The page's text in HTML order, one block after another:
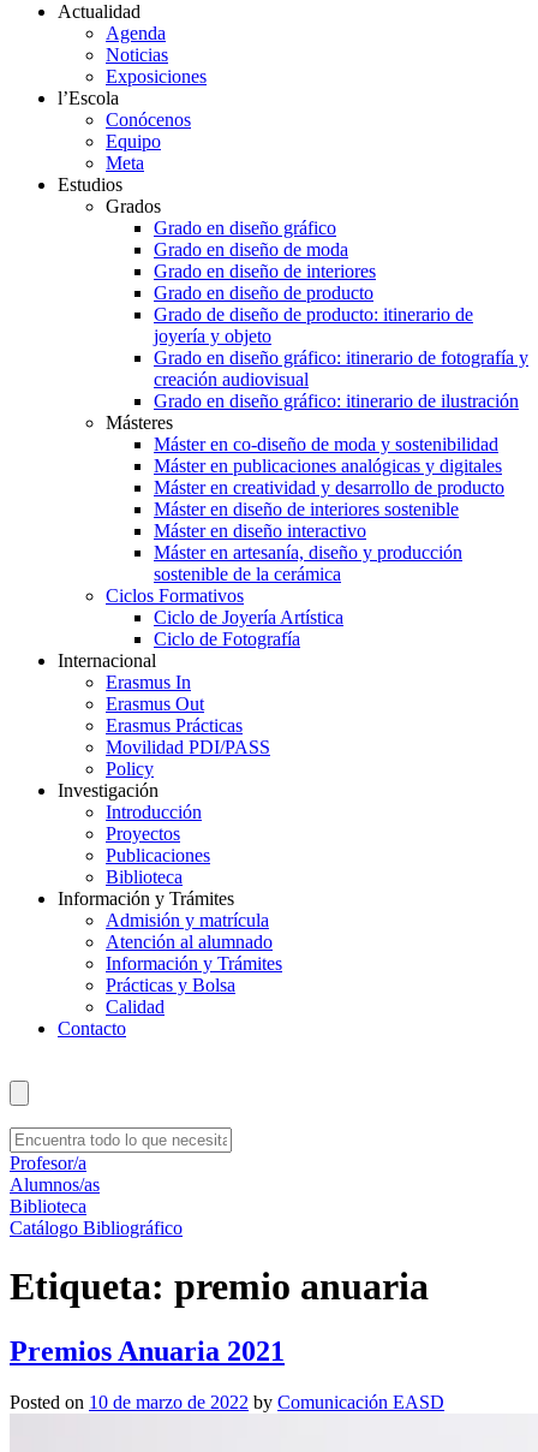
Actualidad
Agenda
Noticias
Exposiciones
l’Escola
Conócenos
Equipo
Meta
Estudios
Grados
Grado en diseño gráfico
Grado en diseño de moda
Grado en diseño de interiores
Grado en diseño de producto
Grado de diseño de producto: itinerario de
joyería y objeto
Grado en diseño gráfico: itinerario de fotografía y
creación audiovisual
Grado en diseño gráfico: itinerario de ilustración
Másteres
Máster en co-diseño de moda y sostenibilidad
Máster en publicaciones analógicas y digitales
Máster en creatividad y desarrollo de producto
Máster en diseño de interiores sostenible
Máster en diseño interactivo
Máster en artesanía, diseño y producción
sostenible de la cerámica
Ciclos Formativos
Ciclo de Joyería Artística
Ciclo de Fotografía
Internacional
Erasmus In
Erasmus Out
Erasmus Prácticas
Movilidad PDI/PASS
Policy
Investigación
Introducción
Proyectos
Publicaciones
Biblioteca
Información y Trámites
Admisión y matrícula
Atención al alumnado
Información y Trámites
Prácticas y Bolsa
Calidad
Contacto
Profesor/a
Alumnos/as
Biblioteca
Catálogo Bibliográfico
Etiqueta: premio anuaria
Premios Anuaria 2021
Posted on 10 de marzo de 2022 by Comunicación EASD